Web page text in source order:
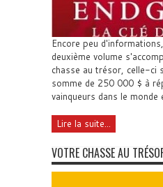
Encore peu
deuxième volume
chasse au trésor, celle-ci
somme de 250 000 $ à
vainqueurs dans le monde
Lire la suite...
VOTRE CHASSE AU